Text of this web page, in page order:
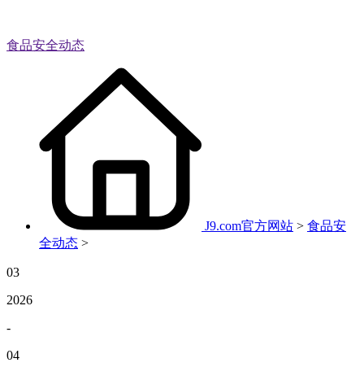
食品安全动态
J9.com官方网站 > 食品安
全动态 >
03
2026
-
04